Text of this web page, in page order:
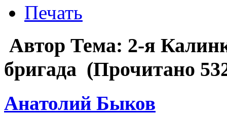
Печать
Автор Тема: 2-я
бригада (Прочитано
Анатолий Быков